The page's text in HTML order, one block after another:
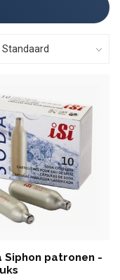
Siphon patronen -